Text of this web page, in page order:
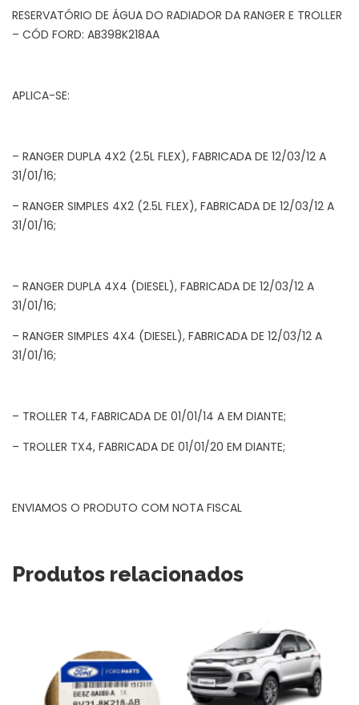
RESERVATÓRIO DE ÁGUA DO RADIADOR DA RANGER E TROLLER
– CÓD FORD: AB398K218AA
APLICA-SE:
– RANGER DUPLA 4X2 (2.5L FLEX), FABRICADA DE 12/03/12 A
31/01/16;
– RANGER SIMPLES 4X2 (2.5L FLEX), FABRICADA DE 12/03/12 A
31/01/16;
– RANGER DUPLA 4X4 (DIESEL), FABRICADA DE 12/03/12 A
31/01/16;
– RANGER SIMPLES 4X4 (DIESEL), FABRICADA DE 12/03/12 A
31/01/16;
– TROLLER T4, FABRICADA DE 01/01/14 A EM DIANTE;
– TROLLER TX4, FABRICADA DE 01/01/20 EM DIANTE;
ENVIAMOS O PRODUTO COM NOTA FISCAL
Produtos relacionados